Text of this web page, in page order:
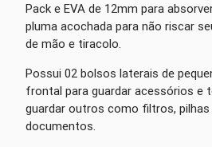
Pack e EVA de 12mm para
pluma acochada para não riscar
de mão e tiracolo.
Possui 02 bolsos laterais de
frontal para guardar acessórios e
guardar outros como filtros,
documentos.